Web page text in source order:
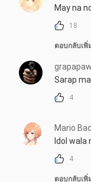
May na
18
ตอบกลับเพิ่
grapapaw
Sarap
4
Mario
Idol wala
4
ตอบกลับเพิ่